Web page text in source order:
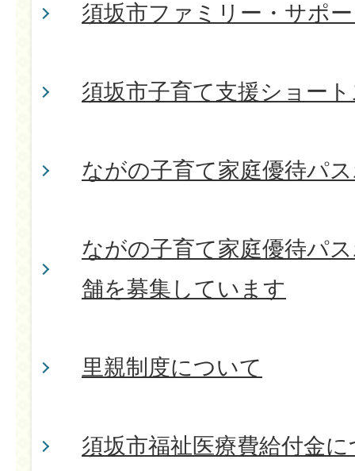
須坂市ファミリー・サポ
須坂市子育て支援ショー
ながの子育て家庭優待パ
ながの子育て家庭優待パ
舗を募集しています
里親制度について
須坂市福祉医療費給付金